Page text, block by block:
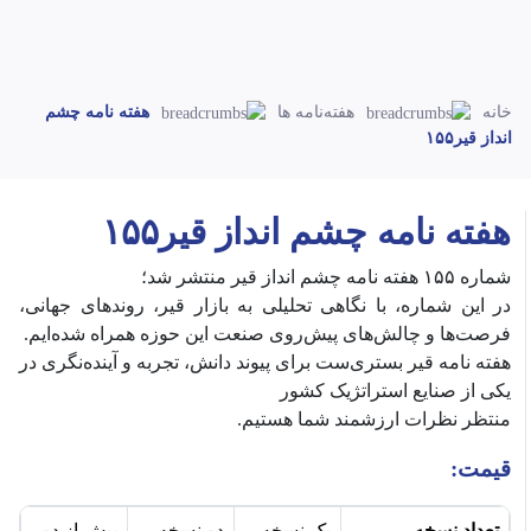
خانه هفته‌نامه ها
هفته نامه چشم
انداز قیر۱۵۵
هفته نامه چشم انداز قیر۱۵۵
شماره ۱۵۵ هفته نامه چشم انداز قیر منتشر شد؛
‎در این شماره، با نگاهی تحلیلی به بازار قیر، روندهای جهانی،
فرصت‌ها و چالش‌های پیش‌روی صنعت این حوزه همراه شده‌ایم.
‎هفته نامه قیر بستری‌ست برای پیوند دانش، تجربه و آینده‌نگری در
یکی از صنایع استراتژیک کشور
قیمت: